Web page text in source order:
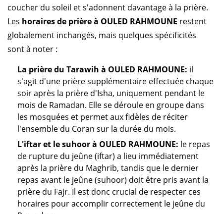
coucher du soleil et s'adonnent davantage à la prière.
Les horaires de prière à OULED RAHMOUNE restent
globalement inchangés, mais quelques spécificités
sont à noter :
La prière du Tarawih à OULED RAHMOUNE: il
s'agit d'une prière supplémentaire effectuée chaque
soir après la prière d'Isha, uniquement pendant le
mois de Ramadan. Elle se déroule en groupe dans
les mosquées et permet aux fidèles de réciter
l'ensemble du Coran sur la durée du mois.
L'iftar et le suhoor à OULED RAHMOUNE: le repas
de rupture du jeûne (iftar) a lieu immédiatement
après la prière du Maghrib, tandis que le dernier
repas avant le jeûne (suhoor) doit être pris avant la
prière du Fajr. Il est donc crucial de respecter ces
horaires pour accomplir correctement le jeûne du